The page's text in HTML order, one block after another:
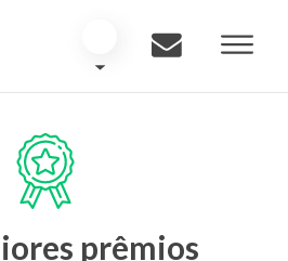
prêmios